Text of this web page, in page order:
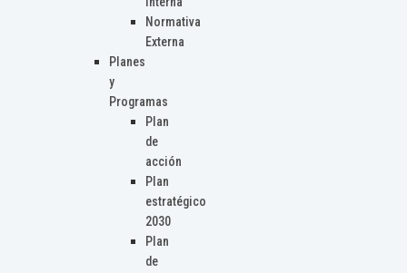
Normativa
Externa
Planes
y
Programas
Plan
de
acción
Plan
estratégico
2030
Plan
de